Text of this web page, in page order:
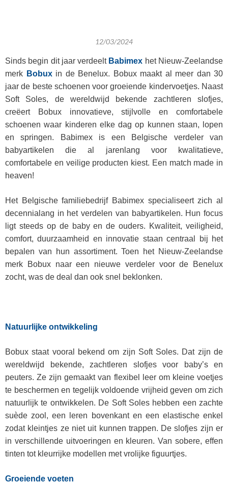
12/03/2024
Sinds begin dit jaar verdeelt Babimex het Nieuw-Zeelandse
merk Bobuxin de Benelux. Bobux maakt al meer dan 30
jaar de beste schoenen voor groeiende kindervoetjes. Naast
Soft Soles, de wereldwijd bekende zachtleren slofjes,
creëert Bobux innovatieve, stijlvolle en comfortabele
schoenen waar kinderen elke dag op kunnen staan, lopen
en springen. Babimex is een Belgische verdeler van
babyartikelen die al jarenlang voor kwalitatieve,
comfortabele en veilige producten kiest. Een match made in
heaven!
Het Belgische familiebedrijf Babimex specialiseert zich al
decennialang in het verdelen van babyartikelen. Hun focus
ligt steeds op de baby en de ouders. Kwaliteit, veiligheid,
comfort, duurzaamheid en innovatie staan centraal bij het
bepalen van hun assortiment. Toen het Nieuw-Zeelandse
merk Bobux naar een nieuwe verdeler voor de Benelux
zocht, was de deal dan ook snel beklonken.
Natuurlijke ontwikkeling
Bobux staat vooral bekend om zijn Soft Soles. Dat zijn de
wereldwijd bekende, zachtleren slofjes voor baby’s en
peuters. Ze zijn gemaakt van flexibel leer om kleine voetjes
te beschermen en tegelijk voldoende vrijheid geven om zich
natuurlijk te ontwikkelen. De Soft Soles hebben een zachte
suède zool, een leren bovenkant en een elastische enkel
zodat kleintjes ze niet uit kunnen trappen. De slofjes zijn er
in verschillende uitvoeringen en kleuren. Van sobere, effen
tinten tot kleurrijke modellen met vrolijke figuurtjes.
Groeiende voeten